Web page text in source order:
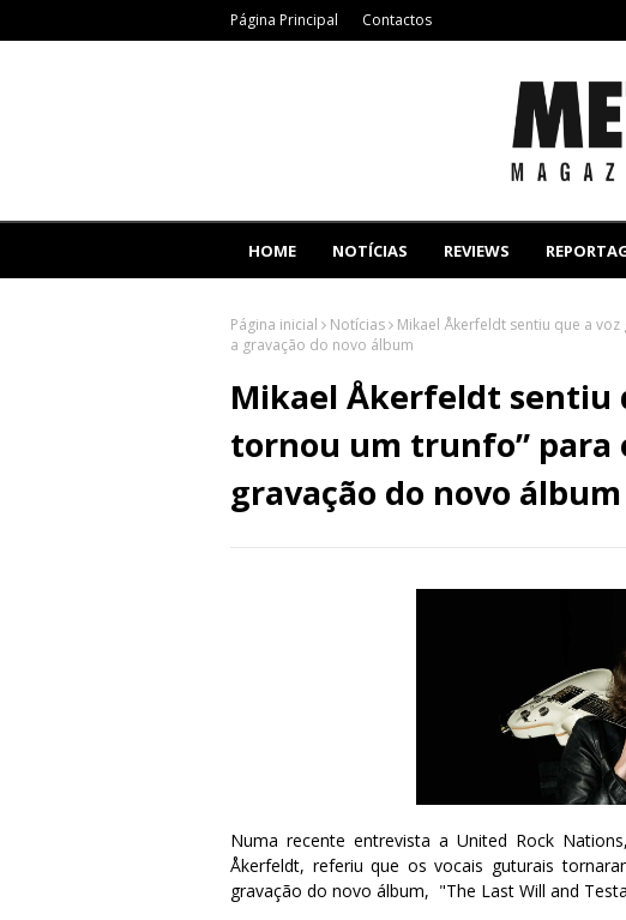
Página Principal Contactos
HOME NOTÍCIAS REVIEWS
Página inicial Notícias
Mikael Åkerfeldt sentiu que a
a gravação do novo álbum
Mikael Åkerfeldt sentiu
tornou um trunfo” para
gravação do novo álbum
Numa recente entrevista a United Rock
Åkerfeldt, referiu que os vocais guturais
gravação do novo álbum, "The Last Will and